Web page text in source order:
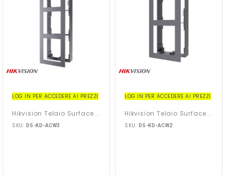
LOG IN PER ACCEDERE AI PREZZI
Hikvision Telaio Surface...
SKU: DS-KD-ACW3
LOG IN PER ACCEDERE AI PREZZI
Hikvision Telaio Surface...
SKU: DS-KD-ACW2